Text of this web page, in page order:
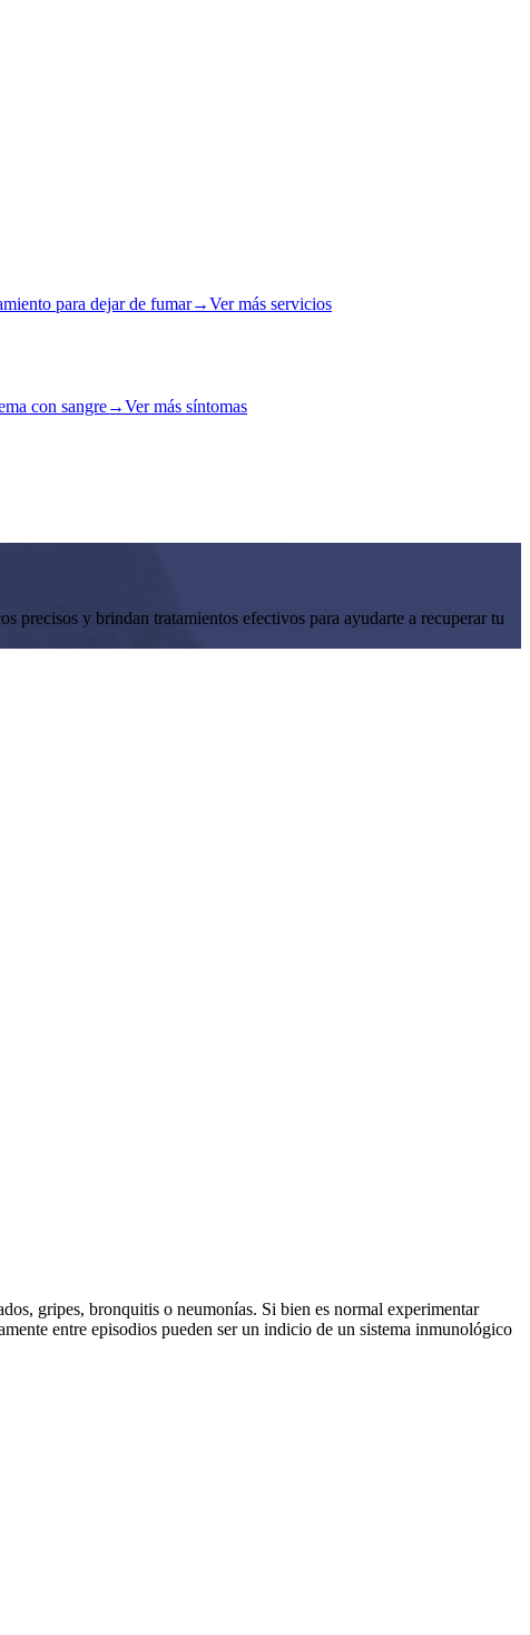
para dejar de fumar→Ver más servicios
con sangre→Ver más síntomas
precisos y brindan tratamientos efectivos para ayudarte a recuperar tu
gripes, bronquitis o neumonías. Si bien es normal experimentar
entre episodios pueden ser un indicio de un sistema inmunológico